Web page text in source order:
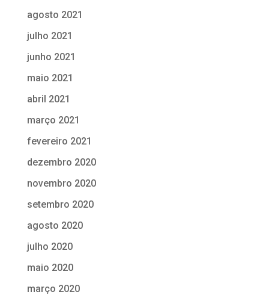
agosto 2021
julho 2021
junho 2021
maio 2021
abril 2021
março 2021
fevereiro 2021
dezembro 2020
novembro 2020
setembro 2020
agosto 2020
julho 2020
maio 2020
março 2020